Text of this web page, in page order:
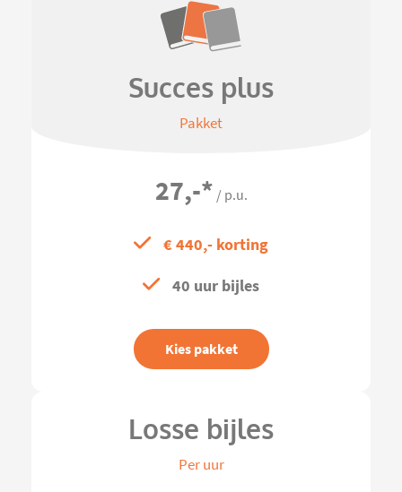
Succes plus
Pakket
27,-* / p.u.
€ 440,- korting
40 uur bijles
Kies pakket
Losse bijles
Per uur